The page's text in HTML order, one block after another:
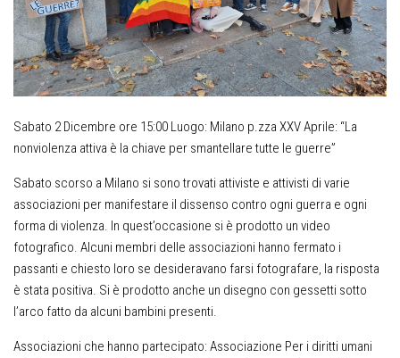
Sabato 2 Dicembre ore 15:00 Luogo: Milano p.zza XXV Aprile: “La
nonviolenza attiva è la chiave per smantellare tutte le guerre”
Sabato scorso a Milano si sono trovati attiviste e attivisti di varie
associazioni per manifestare il dissenso contro ogni guerra e ogni
forma di violenza. In quest’occasione si è prodotto un video
fotografico. Alcuni membri delle associazioni hanno fermato i
passanti e chiesto loro se desideravano farsi fotografare, la risposta
è stata positiva. Si è prodotto anche un disegno con gessetti sotto
l’arco fatto da alcuni bambini presenti.
Associazioni che hanno partecipato: Associazione Per i diritti umani